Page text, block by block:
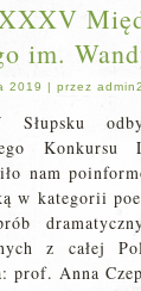
im.
2019 | przez admin2
Słupsku
nam
w kategorii
z całej
prof. Anna